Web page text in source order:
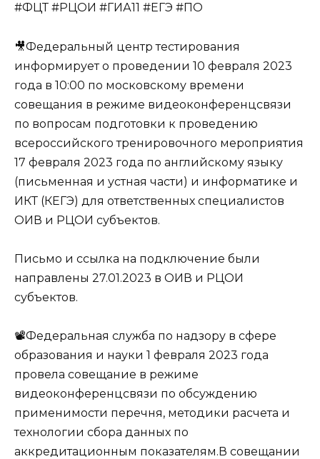
#ФЦТ #РЦОИ #ГИА11 #ЕГЭ #ПО
🎥Федеральный центр тестирования
информирует о проведении 10 февраля 2023
года в 10:00 по московскому времени
совещания в режиме видеоконференцсвязи
по вопросам подготовки к проведению
всероссийского тренировочного мероприятия
17 февраля 2023 года по английскому языку
(письменная и устная части) и информатике и
ИКТ (КЕГЭ) для ответственных специалистов
ОИВ и РЦОИ субъектов.
Письмо и ссылка на подключение были
направлены 27.01.2023 в ОИВ и РЦОИ
субъектов.
📽Федеральная служба по надзору в сфере
образования и науки 1 февраля 2023 года
провела совещание в режиме
видеоконференцсвязи по обсуждению
применимости перечня, методики расчета и
технологии сбора данных по
аккредитационным показателям.В совещании